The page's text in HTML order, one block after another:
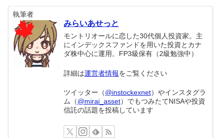
執筆者
みらいあせっと
モントリオールに恋した30代個人投資家。主
にインデックスファンドを用いた投資とカナ
ダ株中心に運用。FP3級保有（2級勉強中）
詳細は運営者情報をご覧ください
ツイッター（@instockexnet）やインスタグラ
ム（@mirai_asset）でもつみたてNISAや投資
信託の話題を投稿しています